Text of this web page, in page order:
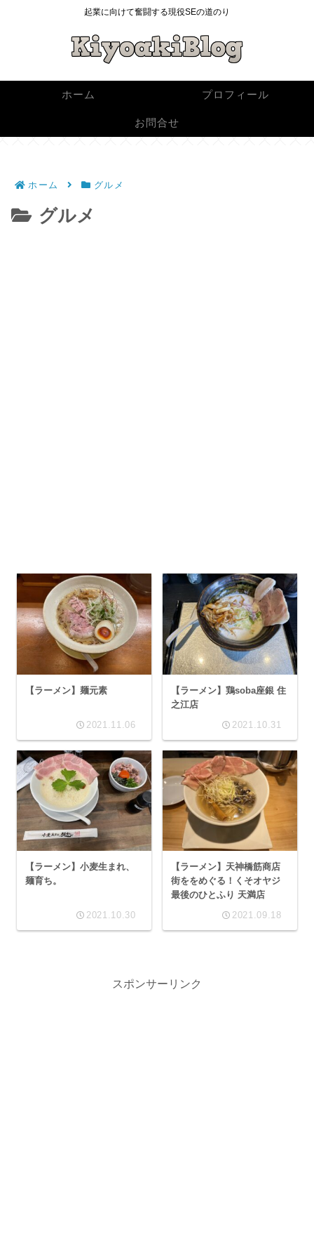
起業に向けて奮闘する現役SEの道のり
ホーム プロフィール
お問合せ
ホーム グルメ
グルメ
【ラーメン】麺元素
2021.11.06
【ラーメン】鶏soba座銀 住
之江店
2021.10.31
【ラーメン】小麦生まれ、
麺育ち。
2021.10.30
【ラーメン】天神橋筋商店
街ををめぐる！くそオヤジ
最後のひとふり 天満店
2021.09.18
スポンサーリンク